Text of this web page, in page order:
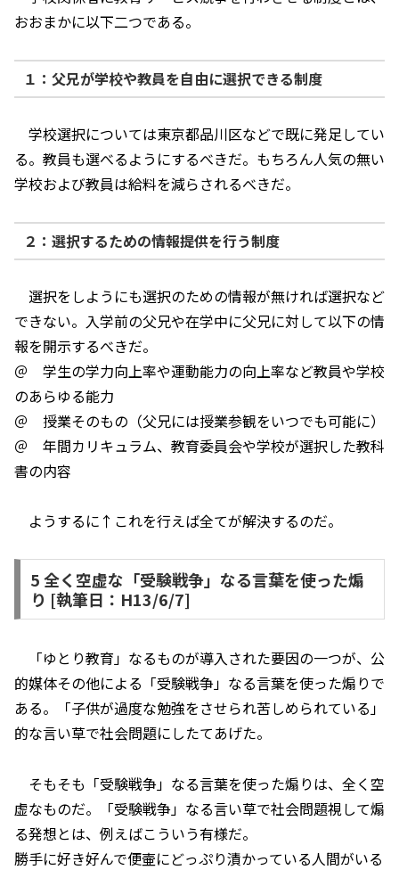
おおまかに以下二つである。
１：父兄が学校や教員を自由に選択できる制度
学校選択については東京都品川区などで既に発足してい
る。教員も選べるようにするべきだ。もちろん人気の無い
学校および教員は給料を減らされるべきだ。
２：選択するための情報提供を行う制度
選択をしようにも選択のための情報が無ければ選択など
できない。入学前の父兄や在学中に父兄に対して以下の情
報を開示するべきだ。
＠ 学生の学力向上率や運動能力の向上率など教員や学校
のあらゆる能力
＠ 授業そのもの（父兄には授業参観をいつでも可能に）
＠ 年間カリキュラム、教育委員会や学校が選択した教科
書の内容
ようするに↑これを行えば全てが解決するのだ。
5 全く空虚な「受験戦争」なる言葉を使った煽
り [執筆日：H13/6/7]
「ゆとり教育」なるものが導入された要因の一つが、公
的媒体その他による「受験戦争」なる言葉を使った煽りで
ある。「子供が過度な勉強をさせられ苦しめられている」
的な言い草で社会問題にしたてあげた。
そもそも「受験戦争」なる言葉を使った煽りは、全く空
虚なものだ。「受験戦争」なる言い草で社会問題視して煽
る発想とは、例えばこういう有様だ。
勝手に好き好んで便壷にどっぷり漬かっている人間がいる